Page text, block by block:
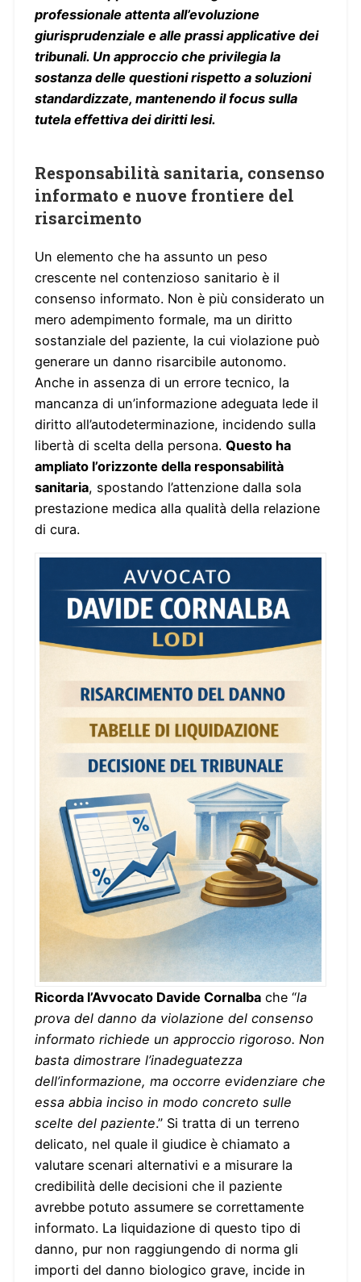
professionale attenta all’evoluzione
giurisprudenziale e alle prassi applicative dei
tribunali. Un approccio che privilegia la
sostanza delle questioni rispetto a soluzioni
standardizzate, mantenendo il focus sulla
tutela effettiva dei diritti lesi.
Responsabilità sanitaria, consenso
informato e nuove frontiere del
risarcimento
Un elemento che ha assunto un peso
crescente nel contenzioso sanitario è il
consenso informato. Non è più considerato un
mero adempimento formale, ma un diritto
sostanziale del paziente, la cui violazione può
generare un danno risarcibile autonomo.
Anche in assenza di un errore tecnico, la
mancanza di un’informazione adeguata lede il
diritto all’autodeterminazione, incidendo sulla
libertà di scelta della persona. Questo ha
ampliato l’orizzonte della responsabilità
sanitaria, spostando l’attenzione dalla sola
prestazione medica alla qualità della relazione
di cura.
Ricorda l’Avvocato Davide Cornalbache “la
prova del danno da violazione del consenso
informato richiede un approccio rigoroso. Non
basta dimostrare l’inadeguatezza
dell’informazione, ma occorre evidenziare che
essa abbia inciso in modo concreto sulle
scelte del paziente.” Si tratta di un terreno
delicato, nel quale il giudice è chiamato a
valutare scenari alternativi e a misurare la
credibilità delle decisioni che il paziente
avrebbe potuto assumere se correttamente
informato. La liquidazione di questo tipo di
danno, pur non raggiungendo di norma gli
importi del danno biologico grave, incide in